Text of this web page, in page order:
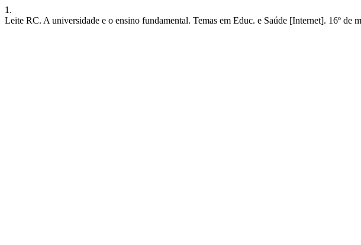
1.
Leite RC. A universidade e o ensino fundamental. Temas em Educ. e Saúde [Internet]. 16º